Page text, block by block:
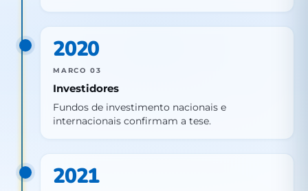
2020
MARCO 03
Investidores
Fundos de investimento nacionais e
internacionais confirmam a tese.
2021